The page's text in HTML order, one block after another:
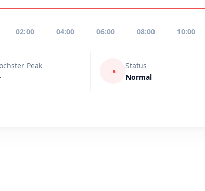
02:00 04:00 06:00 08:00 10:00
Peak
◔
Status
Normal